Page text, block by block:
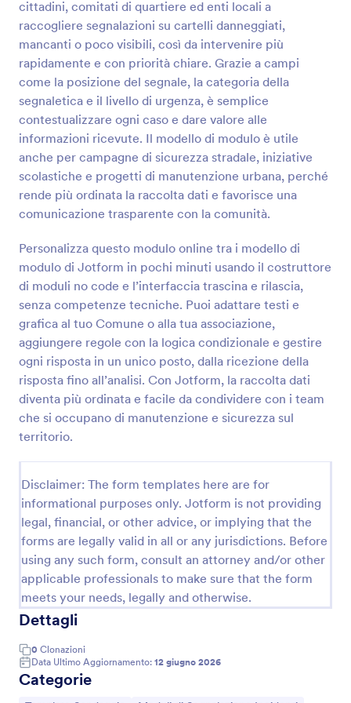
cittadini, comitati di quartiere ed enti locali a
raccogliere segnalazioni su cartelli danneggiati,
mancanti o poco visibili, così da intervenire più
rapidamente e con priorità chiare. Grazie a campi
come la posizione del segnale, la categoria della
segnaletica e il livello di urgenza, è semplice
contestualizzare ogni caso e dare valore alle
informazioni ricevute. Il modello di modulo è utile
anche per campagne di sicurezza stradale, iniziative
scolastiche e progetti di manutenzione urbana, perché
rende più ordinata la raccolta dati e favorisce una
comunicazione trasparente con la comunità.
Personalizza questo modulo online tra i modello di
modulo di Jotform in pochi minuti usando il costruttore
di moduli no code e l’interfaccia trascina e rilascia,
senza competenze tecniche. Puoi adattare testi e
grafica al tuo Comune o alla tua associazione,
aggiungere regole con la logica condizionale e gestire
ogni risposta in un unico posto, dalla ricezione della
risposta fino all’analisi. Con Jotform, la raccolta dati
diventa più ordinata e facile da condividere con i team
che si occupano di manutenzione e sicurezza sul
territorio.
Disclaimer: The form templates here are for
informational purposes only. Jotform is not providing
legal, financial, or other advice, or implying that the
forms are legally valid in all or any jurisdictions. Before
using any such form, consult an attorney and/or other
applicable professionals to make sure that the form
meets your needs, legally and otherwise.
Dettagli
0 Clonazioni
Data Ultimo Aggiornamento: 12 giugno 2026
Categorie
Anteprima
Sondaggio Di Soddisfazione Del Ministero Modulo
Raccogli feedback dei cittadini sui servizi e individua
aree di miglioramento con il Modulo Questionario di
in modo continuo.
Go to Category:
Template Sondaggio
Usa Template
Anteprima